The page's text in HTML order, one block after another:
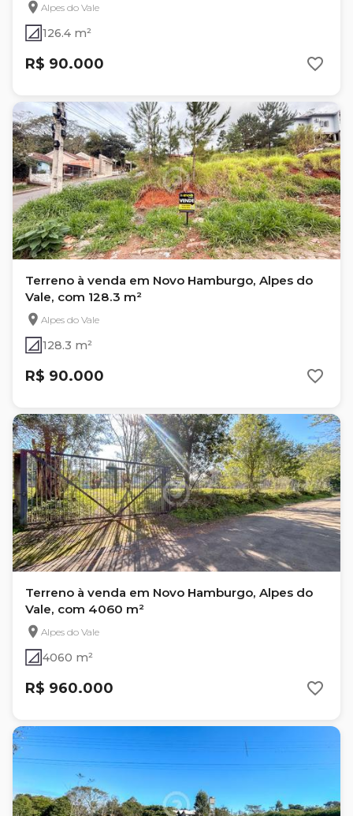
Alpes do Vale
126.4 m²
R$ 90.000
Terreno à venda em Novo Hamburgo, Alpes do
Vale, com 128.3 m²
Alpes do Vale
128.3 m²
R$ 90.000
Terreno à venda em Novo Hamburgo, Alpes do
Vale, com 4060 m²
Alpes do Vale
4060 m²
R$ 960.000